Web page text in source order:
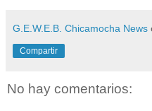
G.E.W.E.B. Chicamocha News
Compartir
No hay comentarios: